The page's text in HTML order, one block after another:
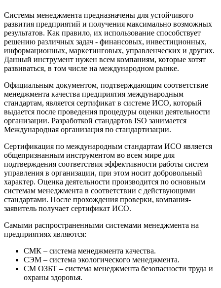
Системы менеджмента предназначены для устойчивого
развития предприятий и получения максимально возможных
результатов. Как правило, их использование способствует
решению различных задач - финансовых, инвестиционных,
информационных, маркетинговых, управленческих и других.
Данный инструмент нужен всем компаниям, которые хотят
развиваться, в том числе на международном рынке.
Официальным документом, подтверждающим соответствие
менеджмента качества предприятия международным
стандартам, является сертификат в системе ИСО, который
выдается после проведения процедуры оценки деятельности
организации. Разработкой стандартов ISO занимается
Международная организация по стандартизации.
Сертификация по международным стандартам ИСО является
общепризнанным инструментом во всем мире для
подтверждения соответствия эффективности работы систем
управления в организации, при этом носит добровольный
характер. Оценка деятельности производится по основным
системам менеджмента в соответствии с действующими
стандартами. После прохождения проверки, компания-
заявитель получает сертификат ИСО.
Самыми распространенными системами менеджмента на
предприятиях являются:
СМК – система менеджмента качества.
СЭМ – система экологического менеджмента.
СМ ОЗБТ – система менеджмента безопасности труда и
охраны здоровья.